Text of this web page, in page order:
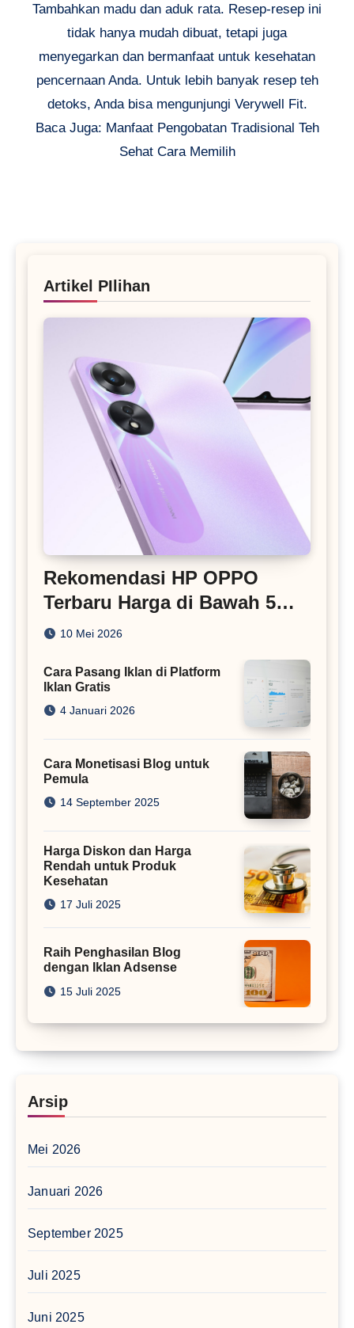
Tambahkan madu dan aduk rata. Resep-resep ini
tidak hanya mudah dibuat, tetapi juga
menyegarkan dan bermanfaat untuk kesehatan
pencernaan Anda. Untuk lebih banyak resep teh
detoks, Anda bisa mengunjungi Verywell Fit.
Baca Juga: Manfaat Pengobatan Tradisional Teh
Sehat Cara Memilih
Artikel PIlihan
Rekomendasi HP OPPO
Terbaru Harga di Bawah 5
Juta
10 Mei 2026
Cara Pasang Iklan di Platform
Iklan Gratis
4 Januari 2026
Cara Monetisasi Blog untuk
Pemula
14 September 2025
Harga Diskon dan Harga
Rendah untuk Produk
Kesehatan
17 Juli 2025
Raih Penghasilan Blog
dengan Iklan Adsense
15 Juli 2025
Arsip
Mei 2026
Januari 2026
September 2025
Juli 2025
Juni 2025